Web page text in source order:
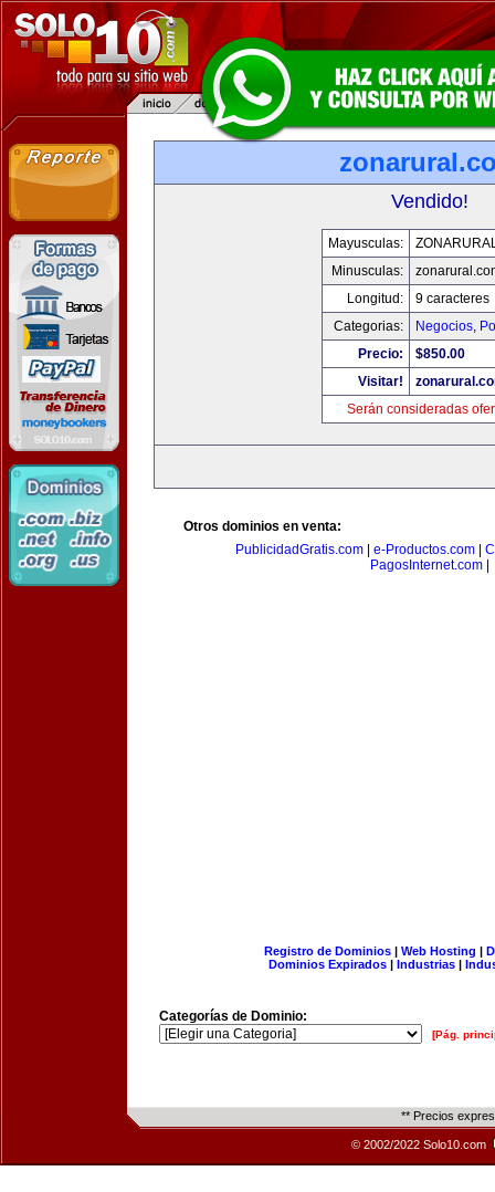
Vendido!
Mayusculas:
Minusculas:
Longitud:
9 caracteres
Categorias:
Negocios,
Precio:
$850.00
Visitar!
Serán consideradas
Otros dominios en venta:
PublicidadGratis.com
e-Productos.com
PagosInternet.com
Registro de Dominios| Web Hosting |
Dominios Expirados | Industrias |
Categorías de Dominio:
[Pág.
** Precios
© 2002/2022 Solo10.com